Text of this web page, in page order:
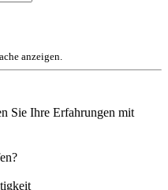
anzeigen.
Sie Ihre Erfahrungen mit